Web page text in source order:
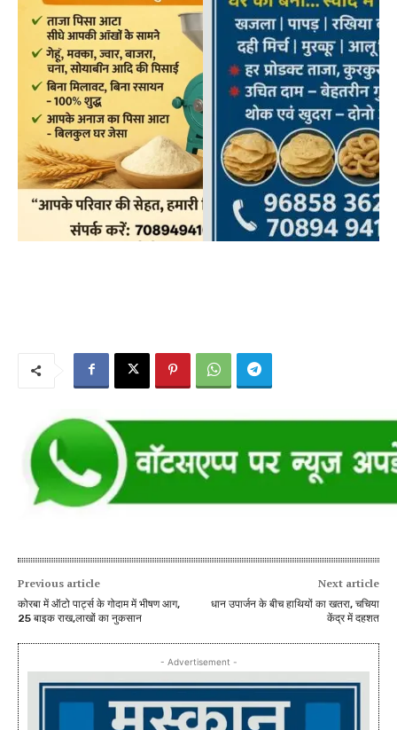
Previous article
कोरबा में ऑटो पार्ट्स के गोदाम में भीषण आग,
25 बाइक राख,लाखों का नुकसान
Next article
धान उपार्जन के बीच हाथियों का खतरा, चचिया
केंद्र में दहशत
- Advertisement -